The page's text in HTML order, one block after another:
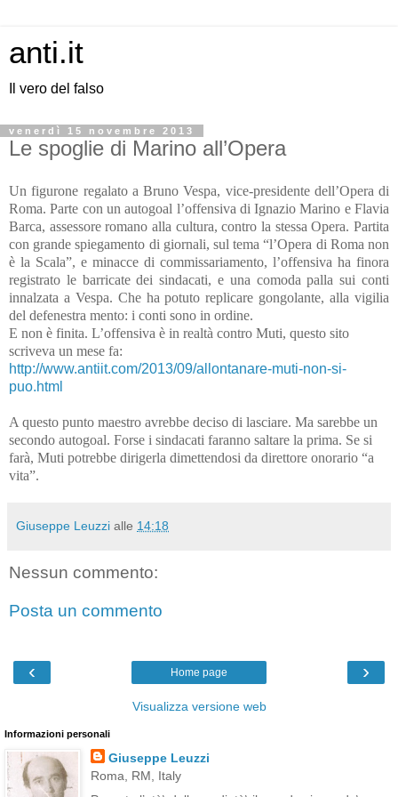
anti.it
Il vero del falso
venerdì 15 novembre 2013
Le spoglie di Marino all’Opera
Un figurone regalato a Bruno Vespa, vice-presidente dell’Opera di
Roma. Parte con un autogoal l’offensiva di Ignazio Marino e Flavia
Barca, assessore romano alla cultura, contro la stessa Opera. Partita
con grande spiegamento di giornali, sul tema “l’Opera di Roma non
è la Scala”, e minacce di commissariamento, l’offensiva ha finora
registrato le barricate dei sindacati, e una comoda palla sui conti
innalzata a Vespa. Che ha potuto replicare gongolante, alla vigilia
del defenestra mento: i conti sono in ordine.
E non è finita. L’offensiva è in realtà contro Muti, questo sito
scriveva un mese fa:
http://www.antiit.com/2013/09/allontanare-muti-non-si-
puo.html
A questo punto maestro avrebbe deciso di lasciare. Ma sarebbe un
secondo autogoal. Forse i sindacati faranno saltare la prima. Se si
farà, Muti potrebbe dirigerla dimettendosi da direttore onorario “a
vita”.
Giuseppe Leuzzi alle 14:18
Nessun commento:
Posta un commento
‹ ›
Home page
Visualizza versione web
Informazioni personali
Giuseppe Leuzzi
Roma, RM, Italy